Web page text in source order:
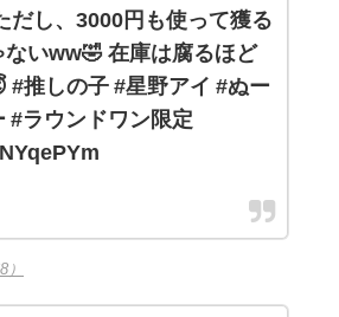
だし、3000円も使って獲る
ないww🤣 在庫は腐るほど
推しの子 #星野アイ #ぬー
#ラウンドワン限定